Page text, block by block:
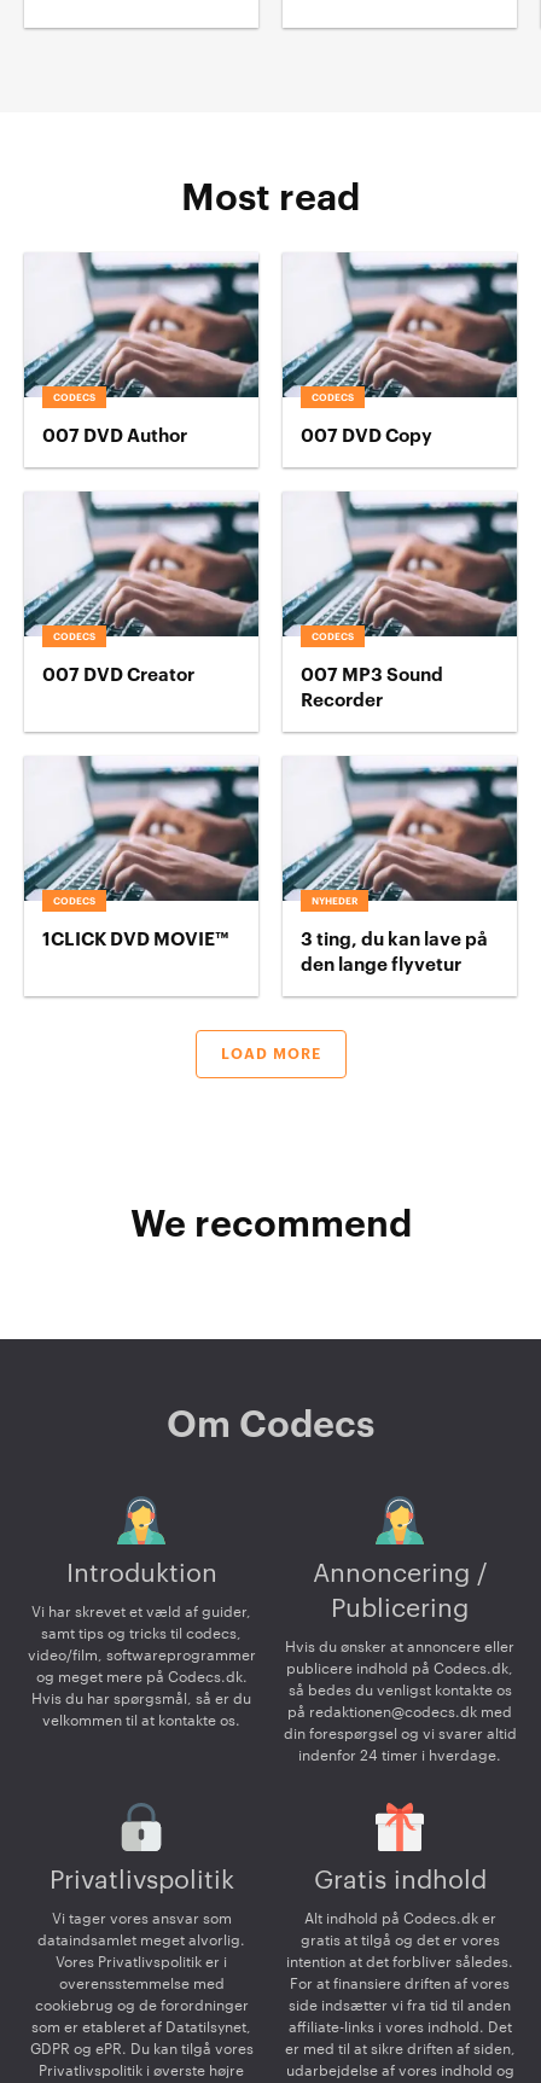
Most read
CODECS
007 DVD Author
CODECS
007 DVD Copy
CODECS
007 DVD Creator
CODECS
007 MP3 Sound
Recorder
CODECS
1CLICK DVD MOVIE™
NYHEDER
3 ting, du kan lave på
den lange flyvetur
LOAD MORE
We recommend
Om Codecs
Introduktion
Vi har skrevet et væld af guider,
samt tips og tricks til codecs,
video/film, softwareprogrammer
og meget mere på Codecs.dk.
Hvis du har spørgsmål, så er du
velkommen til at kontakte os.
Annoncering /
Publicering
Hvis du ønsker at annoncere eller
publicere indhold på Codecs.dk,
så bedes du venligst kontakte os
på redaktionen@codecs.dk med
din forespørgsel og vi svarer altid
indenfor 24 timer i hverdage.
Privatlivspolitik
Vi tager vores ansvar som
dataindsamlet meget alvorlig.
Vores Privatlivspolitik er i
overensstemmelse med
cookiebrug og de forordninger
som er etableret af Datatilsynet,
GDPR og ePR. Du kan tilgå vores
Privatlivspolitik i øverste højre
Gratis indhold
Alt indhold på Codecs.dk er
gratis at tilgå og det er vores
intention at det forbliver således.
For at finansiere driften af vores
side indsætter vi fra tid til anden
affiliate-links i vores indhold. Det
er med til at sikre driften af siden,
udarbejdelse af vores indhold og